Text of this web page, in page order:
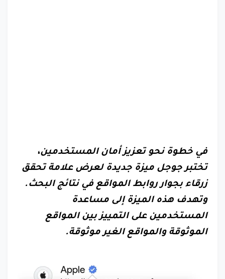
في خطوة نحو تعزيز أمان المستخدمين،
تختبر جوجل ميزة جديدة لعرض علامة تحقق
زرقاء بجوار روابط المواقع في نتائج البحث.
وتهدف هذه الميزة إلى مساعدة
المستخدمين على التمييز بين المواقع
الموثوقة والمواقع الغير موثوقة.